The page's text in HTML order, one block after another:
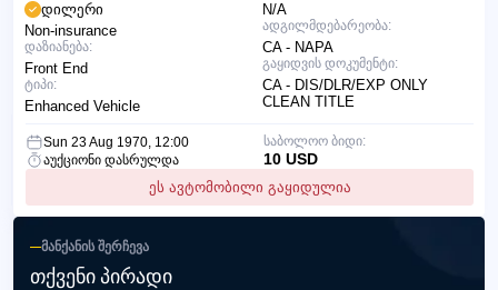
N/A
ადგილმდებარეობა:
CA - NAPA
გაყიდვის დოკუმენტი:
CA - DIS/DLR/EXP ONLY
CLEAN TITLE
დილერი
Non-insurance
დაზიანება:
Front End
ტიპი:
Enhanced Vehicle
Sun 23 Aug 1970, 12:00
აუქციონი დასრულდა
ეს ავტომობილი გაყიდულია
საბოლოო ბიდი:
10 USD
ᲛᲐᲜᲥᲐᲜᲘᲡ ᲨᲔᲠᲩᲔᲕᲐ
ᲗᲥᲕᲔᲜᲘ ᲞᲘᲠᲐᲓᲘ